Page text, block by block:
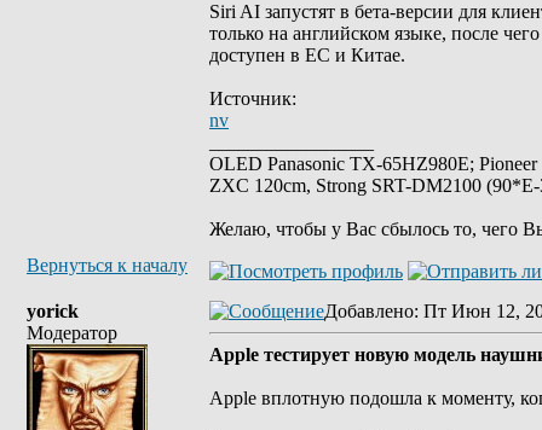
Siri AI запустят в бета-версии для
только на английском языке, после
доступен в ЕС и Китае.
Источник:
nv
OLED Panasonic TX-65HZ980E;
ZXC 120cm, Strong SRT-DM2100
Желаю, чтобы у Вас сбылось то, чего
Вернуться к началу
yorick
Модератор
Добавлено: Пт Июн 12,
Apple тестирует новую модель
Apple вплотную подошла к моменту,